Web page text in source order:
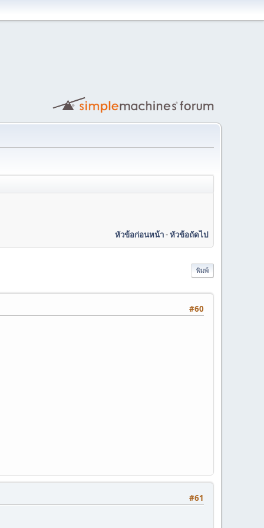
หัวข้อก่อนหน้า-หัวข้อถัดไป
พิมพ์
#60
#61